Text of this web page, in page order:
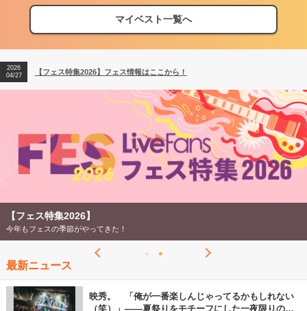
マイベスト一覧へ
【フェス特集2026】フェス情報はここから！
【ライブ動員ランキング】2026年上半期編発表！
2026
04/27
【フェス特集2026】フェス情報はここから！
2026
【ライブ動員ランキング】2026年上半期編発表！
【フェス特集2026】
今年もフェスの季節がやってきた！
最新ニュース
映秀。 「俺が一番楽しんじゃってるかもしれない
（笑）」――夏祭りをモチーフにした一夜限りのス